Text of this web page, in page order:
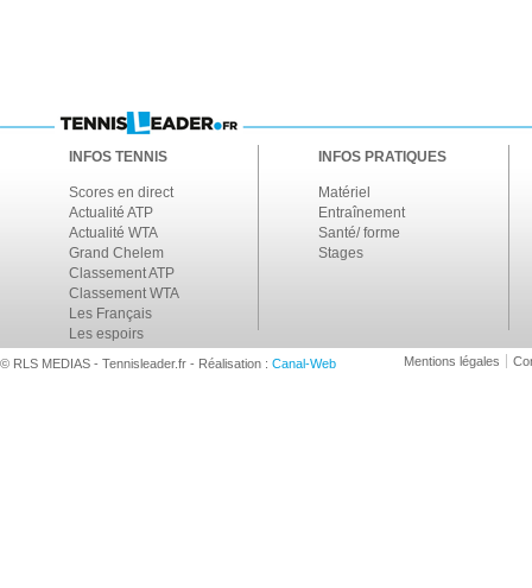
INFOS TENNIS
Scores en direct
Actualité ATP
Actualité WTA
Grand Chelem
Classement ATP
Classement WTA
Les Français
Les espoirs
INFOS PRATIQUES
Matériel
Entraînement
Santé/ forme
Stages
© RLS MEDIAS - Tennisleader.fr - Réalisation : Canal-Web Mentions légales